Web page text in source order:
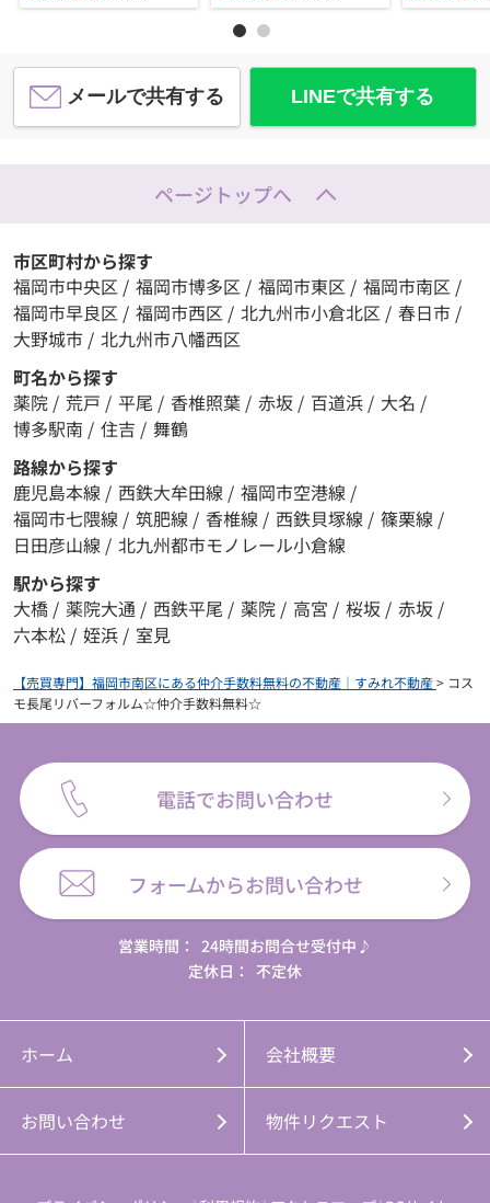
メールで共有する LINEで共有する
ページトップへ
市区町村から探す
福岡市中央区 / 福岡市博多区 / 福岡市東区 / 福岡市南区 /
福岡市早良区 / 福岡市西区 / 北九州市小倉北区 / 春日市 /
大野城市 / 北九州市八幡西区
町名から探す
薬院 / 荒戸 / 平尾 / 香椎照葉 / 赤坂 / 百道浜 / 大名 /
博多駅南 / 住吉 / 舞鶴
路線から探す
鹿児島本線 / 西鉄大牟田線 / 福岡市空港線 /
福岡市七隈線 / 筑肥線 / 香椎線 / 西鉄貝塚線 / 篠栗線 /
日田彦山線 / 北九州都市モノレール小倉線
駅から探す
大橋 / 薬院大通 / 西鉄平尾 / 薬院 / 高宮 / 桜坂 / 赤坂 /
六本松 / 姪浜 / 室見
【売買専門】福岡市南区にある仲介手数料無料の不動産｜すみれ不動産> コス
モ長尾リバーフォルム☆仲介手数料無料☆
電話でお問い合わせ
フォームからお問い合わせ
営業時間： 24時間お問合せ受付中♪
定休日：
不定休
ホーム 会社概要
お問い合わせ 物件リクエスト